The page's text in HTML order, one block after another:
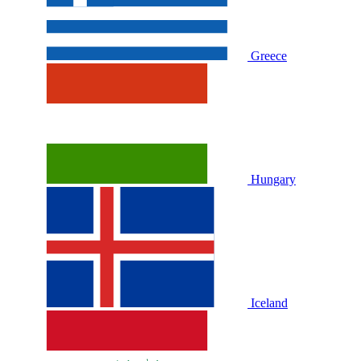
Greece
Hungary
Iceland